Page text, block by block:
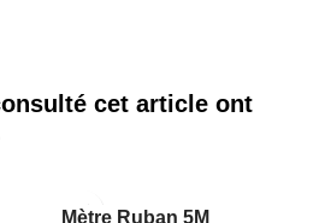
cet article ont
Mètre Ruban 5M